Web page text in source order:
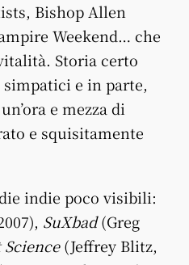
Bishop Allen
Weekend… che
Storia certo
e in parte,
e mezza di
e squisitamente
indie poco visibili:
SuXbad(Greg
Science(Jeffrey Blitz,